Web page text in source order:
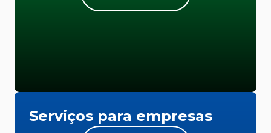
Serviços para empresas